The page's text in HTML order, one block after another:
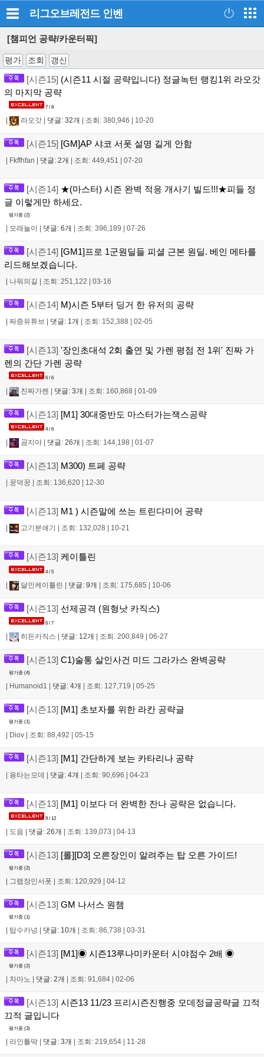
리그오브레전드 인벤
[챔피언 공략/카운터픽]
평가 조회 갱신
[시즌15] (시즌11 시절 공략입니다) 정글녹턴 랭킹1위 라오갓
의 마지막 공략
7 / 8
라오갓 댓글: 32개 조회: 380,946 10-20
[시즌15] [GM]AP 샤코 서폿 설명 길게 안함
Fkffhfan 댓글: 2개 조회: 449,451 07-20
[시즌14] ★(마스터) 시즌 완벽 적응 개사기 빌드!!!★피들 정
글 이렇게만 하세요.
평가중 (2)
| 모래놀이 | 댓글: 6개 | 조회: 396,189 | 07-26
[시즌14] [GM1]프로 1군원딜들 피셜 근본 원딜. 베인 메타를
리드해보겠습니다.
| 나워의길 | 조회: 251,122 | 03-16
[시즌14] M)시즌 5부터 딩거 한 유저의 공략
| 짜증유튜브 | 댓글: 1개 | 조회: 152,388 | 02-05
[시즌13] '장인초대석 2회 출연 및 가렌 평점 전 1위' 진짜 가
렌의 간단 가렌 공략
6 / 6
진짜가렌 댓글: 3개 조회: 160,868 01-09
[시즌13] [M1] 30대중반도 마스터가는잭스공략
4 / 6
곰지야 댓글: 26개 조회: 144,198 01-07
[시즌13] M300) 트페 공략
꿍덕꿍 조회: 136,620 12-30
[시즌13] M1 ) 시즌말에 쓰는 트린다미어 공략
고기분쇄기 조회: 132,028 10-21
[시즌13] 케이틀린
4 / 5
| 달인케이틀린 | 댓글: 9개 | 조회: 175,685 | 10-06
[시즌13] 선제공격 (원형낫 카직스)
6 / 7
히든카직스 댓글: 12개 조회: 200,849 06-27
[시즌13] C1)술통 살인사건 미드 그라가스 완벽공략
평가중 (4)
| Humanoid1 | 댓글: 4개 | 조회: 127,719 | 05-25
[시즌13] [M1] 초보자를 위한 라칸 공략글
평가중 (1)
| Diov | 조회: 88,492 | 05-15
[시즌13] [M1] 간단하게 보는 카타리나 공략
| 용타는모데 | 댓글: 4개 | 조회: 90,696 | 04-23
[시즌13] [M1] 이보다 더 완벽한 잔나 공략은 없습니다.
9 / 12
도음 댓글: 26개 조회: 139,073 04-13
[시즌13] [롤][D3] 오른장인이 알려주는 탑 오른 가이드!
평가중 (2)
| 그랩장인서폿 | 조회: 120,929 | 04-12
[시즌13] GM 나서스 원챔
평가중 (1)
탑수카넝 댓글: 10개 조회: 86,738 03-31
[시즌13] [M1]◉ 시즌13루나미카운터 시야점수 2배 ◉
평가중 (2)
차마노 댓글: 2개 조회: 91,684 02-06
[시즌13] 시즌13 11/23 프리시즌진행중 모데정글공략글 끄적
끄적 글입니다
평가중 (3)
| 라인틀딱 | 댓글: 3개 | 조회: 219,654 | 11-28